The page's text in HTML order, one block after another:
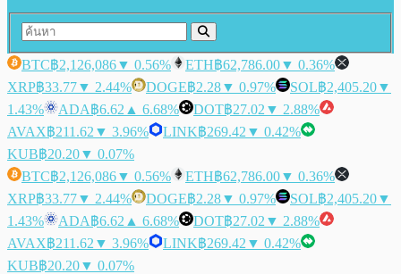
BTC฿2,126,086▼ 0.56% ETH฿62,786.00▼ 0.36%
XRP฿33.77▼ 2.44% DOGE฿2.28▼ 0.97% SOL฿2,405.20▼
1.43%
ADA฿6.62 ▲ 6.68% DOT฿27.02 ▼ 2.88%
AVAX฿211.62 ▼ 3.96% LINK฿269.42 ▼ 0.42%
KUB฿20.20▼ 0.07%
BTC฿2,126,086▼ 0.56% ETH฿62,786.00▼ 0.36%
XRP฿33.77▼ 2.44% DOGE฿2.28▼ 0.97% SOL฿2,405.20▼
1.43%
ADA฿6.62 ▲ 6.68% DOT฿27.02 ▼ 2.88%
AVAX฿211.62 ▼ 3.96% LINK฿269.42 ▼ 0.42%
KUB฿20.20▼ 0.07%